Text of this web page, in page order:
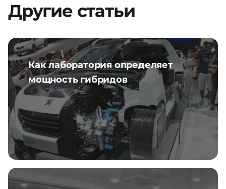
Другие статьи
Как лаборатория определяет
мощность гибридов